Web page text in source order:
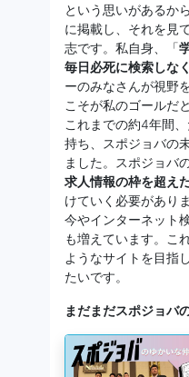
という思いがあるか
に掲載し、それを見
志です。私自身、「
毎日必死に検索しな
ーのみなさんが視野
こそが私のゴールだ
これまでの約4年間
持ち、スポジョバの
ました。スポジョバ
求人情報の枠を超え
けていく必要がありま
今やインターネット
も増えています。こ
ようなサイトを目指
たいです。
まだまだスポジョバ